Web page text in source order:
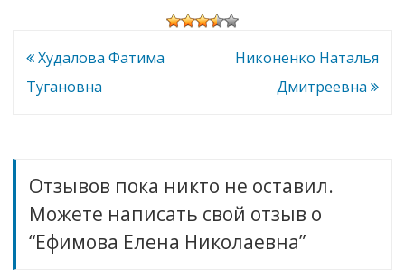
Навигация
по
Худалова Фатима
Тугановна
Никоненко Наталья
Дмитреевна
Отзывов пока никто не оставил.
Можете написать свой отзыв о
“Ефимова Елена Николаевна”